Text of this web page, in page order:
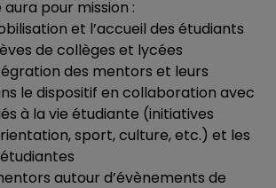
pour mission :
et l’accueil des étudiants
de collèges et lycées
des mentors et leurs
le dispositif en collaboration avec
à la vie étudiante (initiatives
sport, culture, etc.) et les
autour d’évènements de